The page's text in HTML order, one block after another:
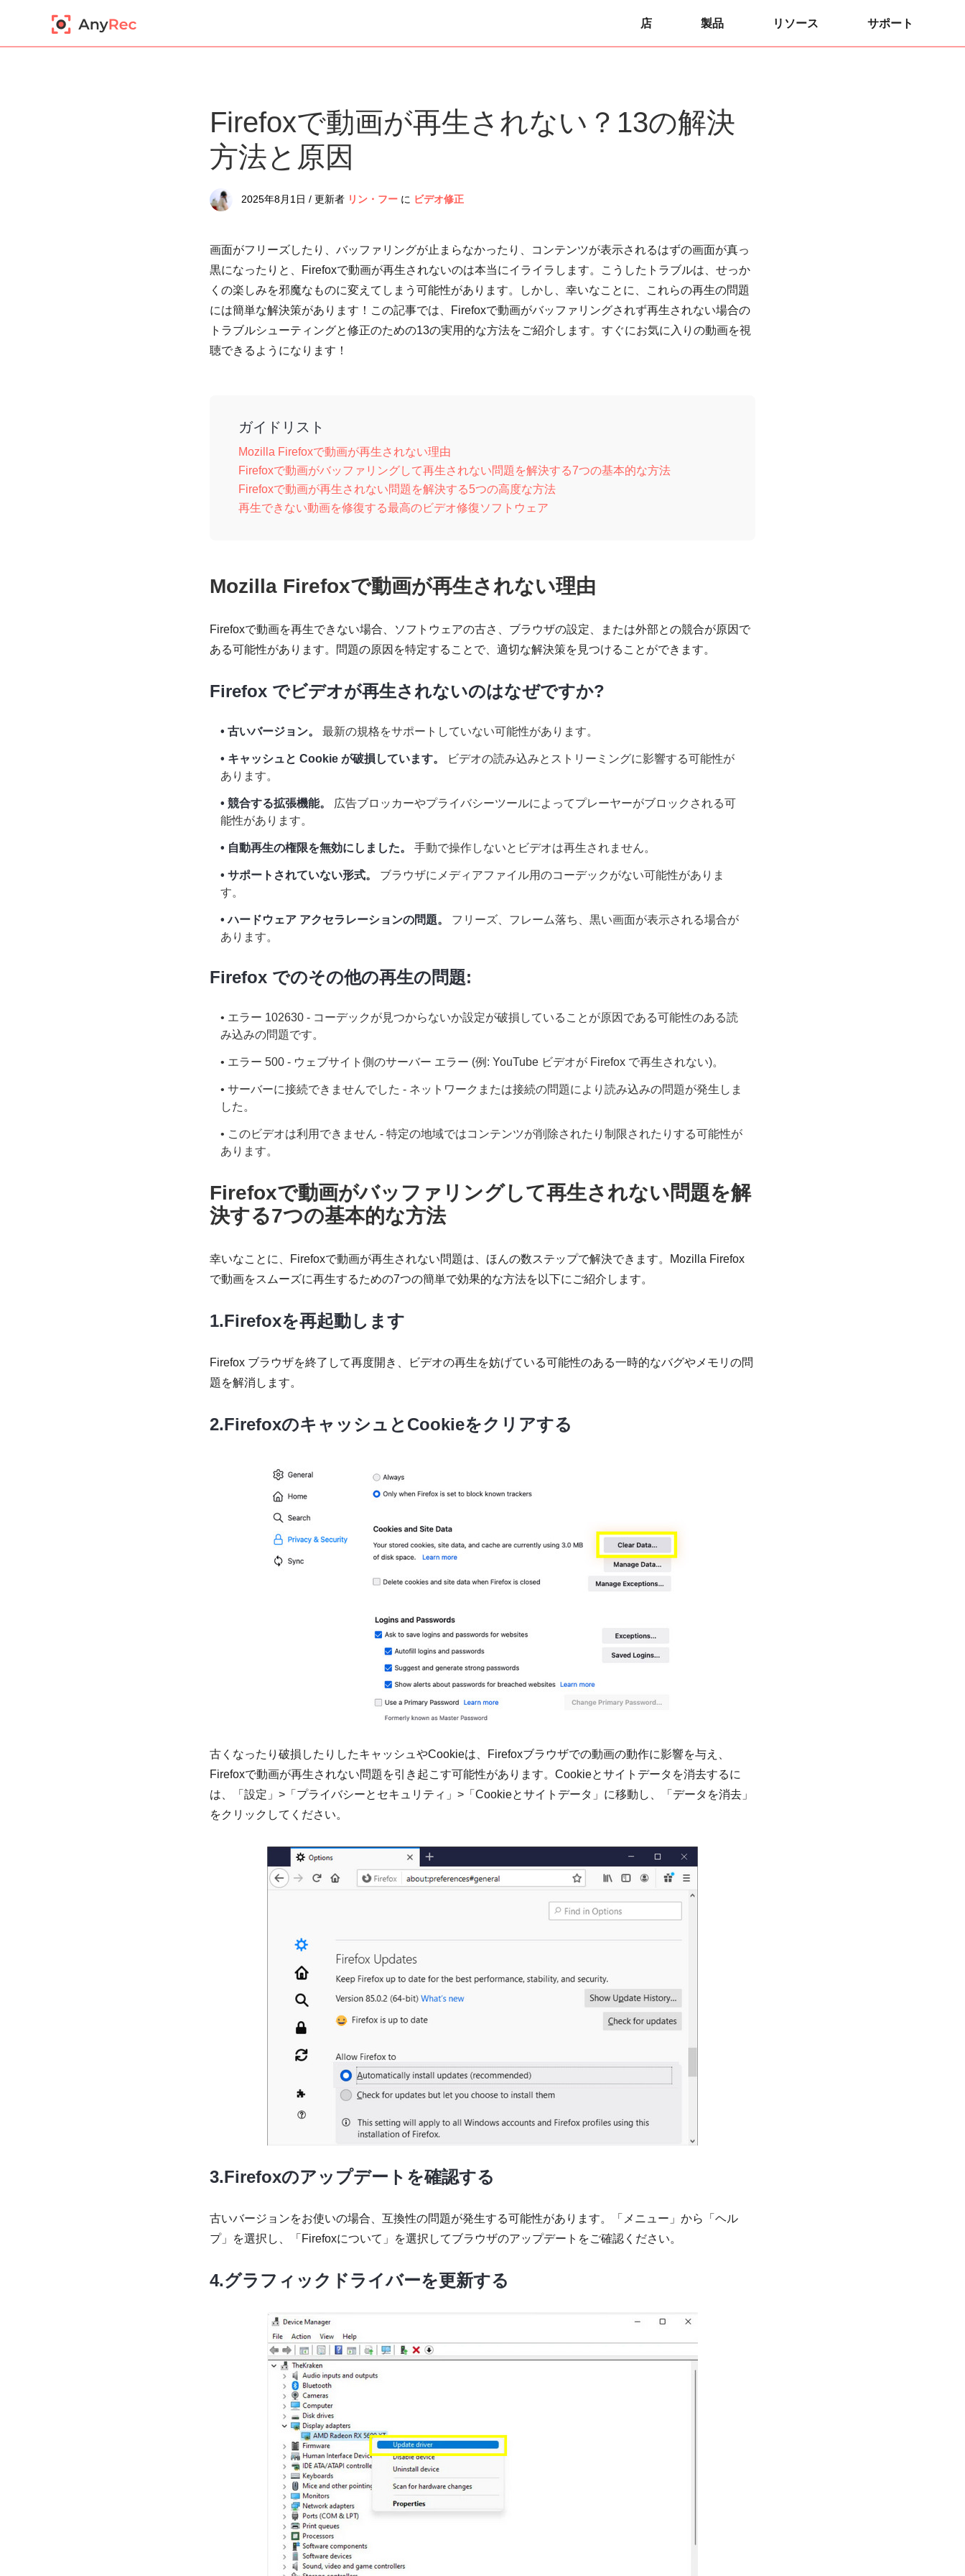
店 製品 リソース サポート
Firefoxで動画が再生されない？13の解決
方法と原因
2025年8月1日 / 更新者 リン・フー に ビデオ修正
画面がフリーズしたり、バッファリングが止まらなかったり、コンテンツが表示されるはずの画面が真っ
黒になったりと、Firefoxで動画が再生されないのは本当にイライラします。こうしたトラブルは、せっか
くの楽しみを邪魔なものに変えてしまう可能性があります。しかし、幸いなことに、これらの再生の問題
には簡単な解決策があります！この記事では、Firefoxで動画がバッファリングされず再生されない場合の
トラブルシューティングと修正のための13の実用的な方法をご紹介します。すぐにお気に入りの動画を視
聴できるようになります！
ガイドリスト
Mozilla Firefoxで動画が再生されない理由
Firefoxで動画がバッファリングして再生されない問題を解決する7つの基本的な方法
Firefoxで動画が再生されない問題を解決する5つの高度な方法
再生できない動画を修復する最高のビデオ修復ソフトウェア
Mozilla Firefoxで動画が再生されない理由
Firefoxで動画を再生できない場合、ソフトウェアの古さ、ブラウザの設定、または外部との競合が原因で
ある可能性があります。問題の原因を特定することで、適切な解決策を見つけることができます。
Firefox でビデオが再生されないのはなぜですか?
• 古いバージョン。 最新の規格をサポートしていない可能性があります。
• キャッシュと Cookie が破損しています。
ビデオの読み込みとストリーミングに影響する可能性が
あります。
• 競合する拡張機能。
広告ブロッカーやプライバシーツールによってプレーヤーがブロックされる可
能性があります。
• 自動再生の権限を無効にしました。 手動で操作しないとビデオは再生されません。
• サポートされていない形式。
ブラウザにメディアファイル用のコーデックがない可能性がありま
す。
• ハードウェア アクセラレーションの問題。
フリーズ、フレーム落ち、黒い画面が表示される場合が
あります。
Firefox でのその他の再生の問題:
• エラー 102630 - コーデックが見つからないか設定が破損していることが原因である可能性のある読
み込みの問題です。
• エラー 500 - ウェブサイト側のサーバー エラー (例: YouTube ビデオが Firefox で再生されない)。
• サーバーに接続できませんでした - ネットワークまたは接続の問題により読み込みの問題が発生しま
した。
• このビデオは利用できません - 特定の地域ではコンテンツが削除されたり制限されたりする可能性が
あります。
Firefoxで動画がバッファリングして再生されない問題を解
決する7つの基本的な方法
幸いなことに、Firefoxで動画が再生されない問題は、ほんの数ステップで解決できます。Mozilla Firefox
で動画をスムーズに再生するための7つの簡単で効果的な方法を以下にご紹介します。
1.Firefoxを再起動します
Firefox ブラウザを終了して再度開き、ビデオの再生を妨げている可能性のある一時的なバグやメモリの問
題を解消します。
2.FirefoxのキャッシュとCookieをクリアする
古くなったり破損したりしたキャッシュやCookieは、Firefoxブラウザでの動画の動作に影響を与え、
Firefoxで動画が再生されない問題を引き起こす可能性があります。Cookieとサイトデータを消去するに
は、「設定」>「プライバシーとセキュリティ」>「Cookieとサイトデータ」に移動し、「データを消去」
をクリックしてください。
3.Firefoxのアップデートを確認する
古いバージョンをお使いの場合、互換性の問題が発生する可能性があります。「メニュー」から「ヘル
プ」を選択し、「Firefoxについて」を選択してブラウザのアップデートをご確認ください。
4.グラフィックドライバーを更新する